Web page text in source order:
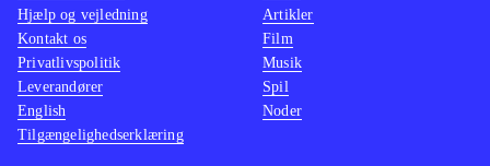
Hjælp og vejledning
Kontakt os
Privatlivspolitik
Leverandører
English
Tilgængelighedserklæring
Artikler
Film
Musik
Spil
Noder